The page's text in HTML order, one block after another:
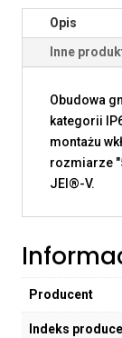
Opis
Inne
Obudowa
kategorii
montażu
rozmiarze
JEI®-V.
Producent
Indeks